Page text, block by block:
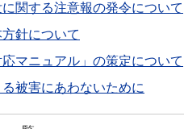
関する注意報の発令について
針について
応マニュアル」の策定について
る被害にあわないために